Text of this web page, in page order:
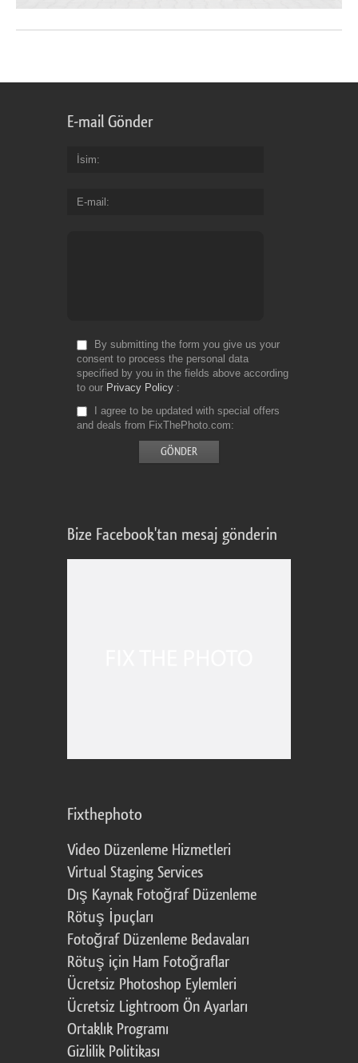
E-mail Gönder
İsim
E-mail
By submitting the form you give us your
consent to process the personal data
specified by you in the fields above according
to our Privacy Policy
I agree to be updated with special offers
and deals from FixThePhoto.com
Bize Facebook'tan mesaj gönderin
Fixthephoto
Video Düzenleme Hizmetleri
Virtual Staging Services
Dış Kaynak Fotoğraf Düzenleme
Rötuş İpuçları
Fotoğraf Düzenleme Bedavaları
Rötuş için Ham Fotoğraflar
Ücretsiz Photoshop Eylemleri
Ücretsiz Lightroom Ön Ayarları
Ortaklık Programı
Gizlilik Politikası